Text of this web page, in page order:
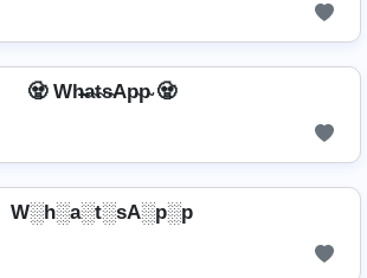
🧟 Wh̴̶a̴t̴s̴Ap̴p̴ 🧟
W░h░a░t░sA░p░p